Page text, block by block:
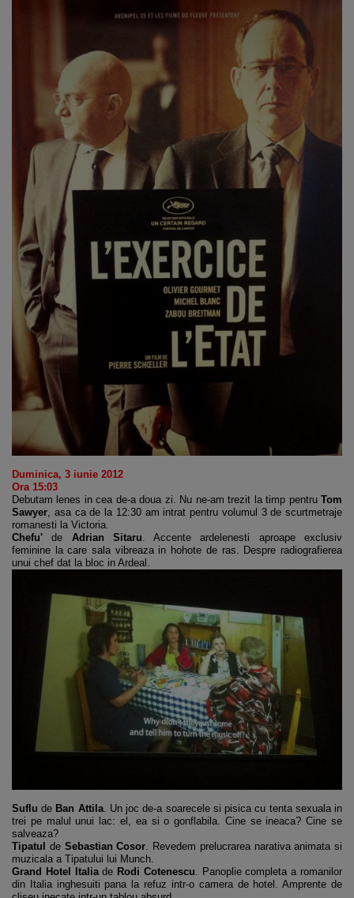
Duminica, 3 iunie 2012
Ora 15:03
Debutam lenes in cea de-a doua zi. Nu ne-am trezit la timp pentru Tom
Sawyer , asa ca de la 12:30 am intrat pentru volumul 3 de scurtmetraje
romanesti la Victoria.
Chefu' de Adrian Sitaru . Accente ardelenesti aproape exclusiv
feminine la care sala vibreaza in hohote de ras. Despre radiografierea
unui chef dat la bloc in Ardeal.
Suflu de Ban Attila. Un joc de-a soarecele si pisica cu tenta sexuala in
trei pe malul unui lac: el, ea si o gonflabila. Cine se ineaca? Cine se
salveaza?
Tipatul de SebastianCosor . Revedem prelucrarea narativa animata si
muzicala a Tipatului lui Munch.
Grand Hotel Italiade Rodi Cotenescu . Panoplie completa a romanilor
din Italia inghesuiti pana la refuz intr-o camera de hotel. Amprente de